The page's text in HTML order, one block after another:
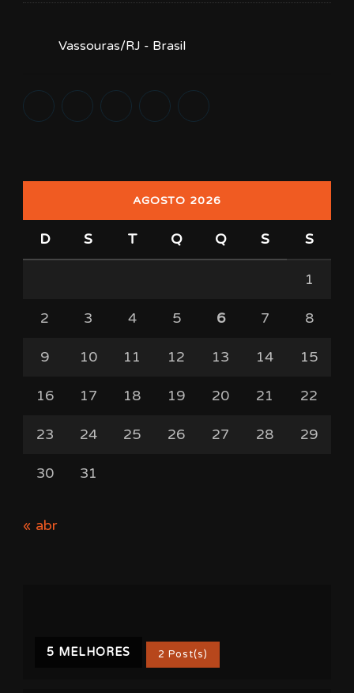
Vassouras/RJ - Brasil
AGOSTO 2026
D S T Q Q S S
1
2 3 4 5 6 7 8
9 10 11 12 13 14 15
16 17 18 19 20 21 22
23 24 25 26 27 28 29
30 31
« abr
5 MELHORES 2 Post(s)